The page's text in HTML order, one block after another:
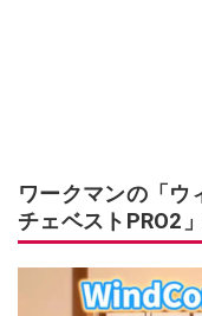
ワークマンの「ウ
チェベストPRO2